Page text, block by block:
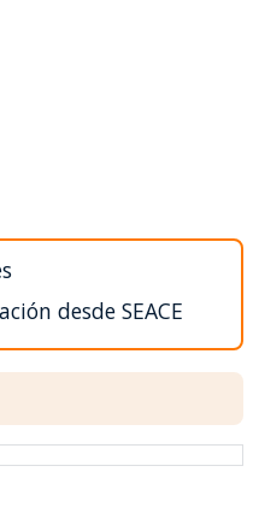
desde SEACE